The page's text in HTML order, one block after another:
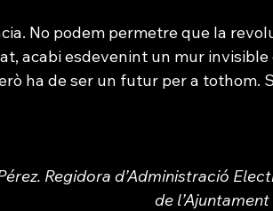
No podem permetre que la
acabi esdevenint un mur invisible
ha de ser un futur per a tothom.
Regidora d’Administració
de